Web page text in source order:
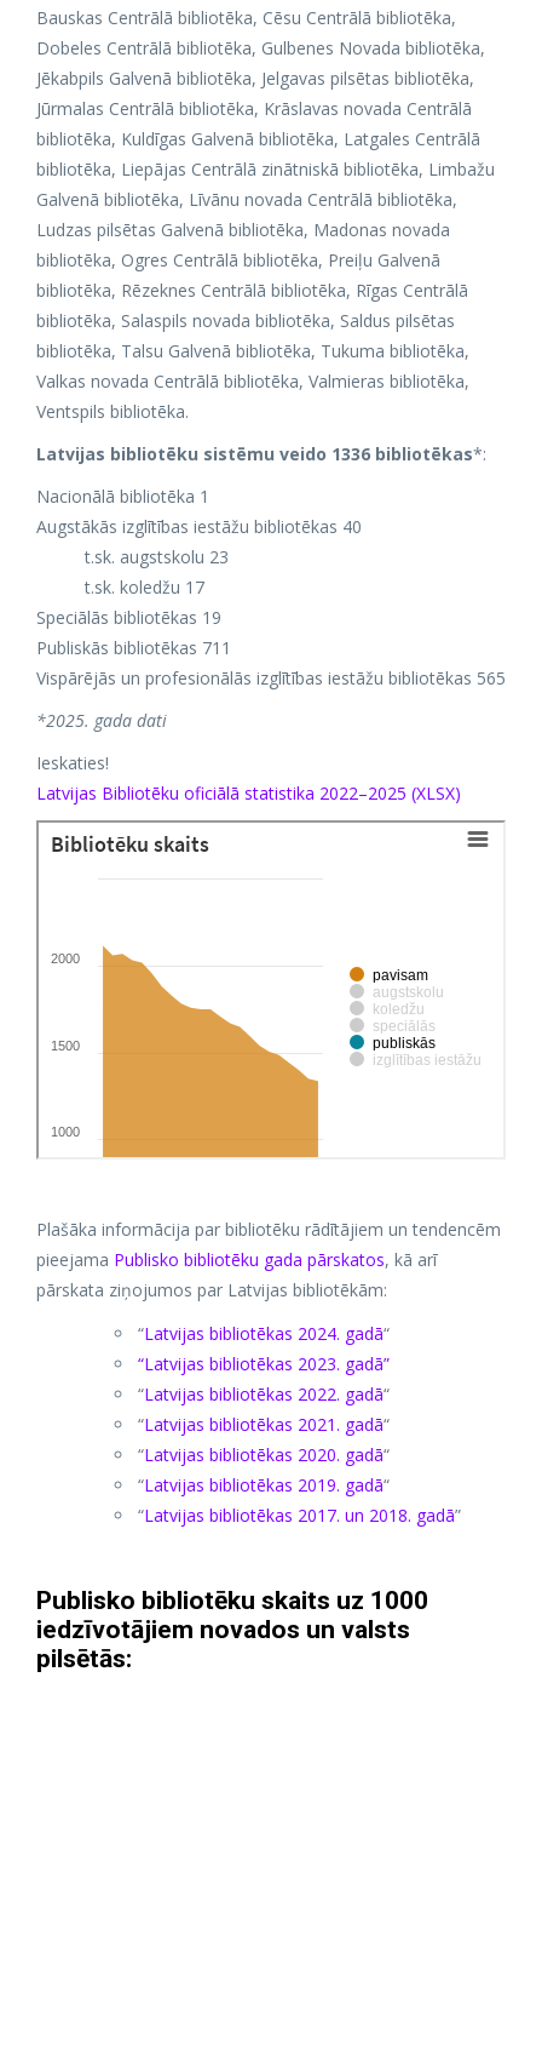
Bauskas Centrālā bibliotēka, Cēsu Centrālā bibliotēka,
Dobeles Centrālā bibliotēka, Gulbenes Novada bibliotēka,
Jēkabpils Galvenā bibliotēka, Jelgavas pilsētas bibliotēka,
Jūrmalas Centrālā bibliotēka, Krāslavas novada Centrālā
bibliotēka, Kuldīgas Galvenā bibliotēka, Latgales Centrālā
bibliotēka, Liepājas Centrālā zinātniskā bibliotēka, Limbažu
Galvenā bibliotēka, Līvānu novada Centrālā bibliotēka,
Ludzas pilsētas Galvenā bibliotēka, Madonas novada
bibliotēka, Ogres Centrālā bibliotēka, Preiļu Galvenā
bibliotēka, Rēzeknes Centrālā bibliotēka, Rīgas Centrālā
bibliotēka, Salaspils novada bibliotēka, Saldus pilsētas
bibliotēka, Talsu Galvenā bibliotēka, Tukuma bibliotēka,
Valkas novada Centrālā bibliotēka, Valmieras bibliotēka,
Ventspils bibliotēka.
Latvijas bibliotēku sistēmu veido 1336 bibliotēkas*:
Nacionālā bibliotēka 1
Augstākās izglītības iestāžu bibliotēkas 40
t.sk. augstskolu 23
t.sk. koledžu 17
Speciālās bibliotēkas 19
Publiskās bibliotēkas 711
Vispārējās un profesionālās izglītības iestāžu bibliotēkas 565
*2025. gada dati
Ieskaties!
Latvijas Bibliotēku oficiālā statistika 2022–2025 (XLSX)
Plašāka informācija par bibliotēku rādītājiem un tendencēm
pieejama Publisko bibliotēku gada pārskatos, kā arī
pārskata ziņojumos par Latvijas bibliotēkām:
“Latvijas bibliotēkas 2024. gadā“
“Latvijas bibliotēkas 2023. gadā”
“Latvijas bibliotēkas 2022. gadā“
“Latvijas bibliotēkas 2021. gadā“
“Latvijas bibliotēkas 2020. gadā“
“Latvijas bibliotēkas 2019. gadā“
“Latvijas bibliotēkas 2017. un 2018. gadā”
Publisko bibliotēku skaits uz 1000
iedzīvotājiem novados un valsts
pilsētās: